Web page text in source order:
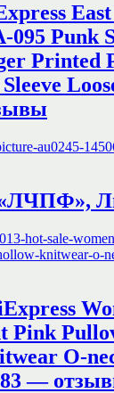
095 Punk
Printed
«ЛЧПФ»,
Pink
O-
—